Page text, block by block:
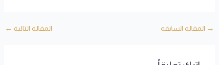
→ المقالة السابقة المقالة التالية ←